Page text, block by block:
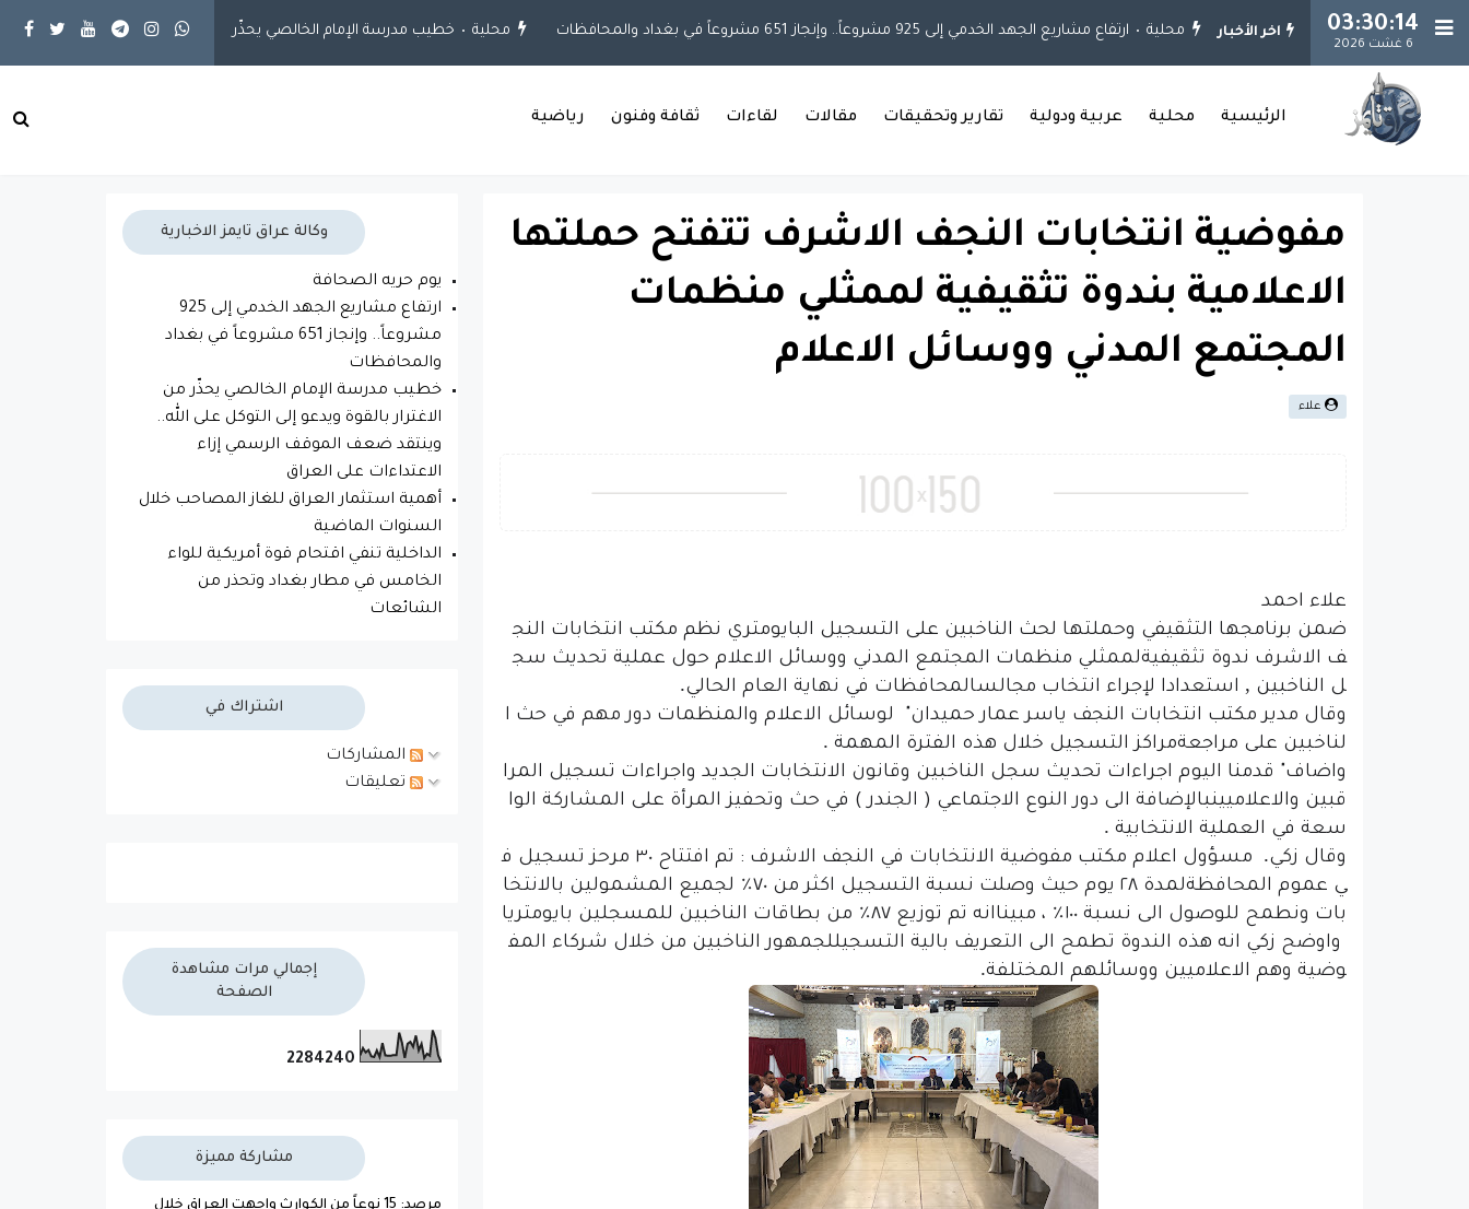
03:30:14
6 غشت 2026
اخر الأخبار محلية ارتفاع مشاريع الجهد الخدمي إلى 925 مشروعاً.. وإنجاز 651 مشروعاً في بغداد والمحافظات محلية خطيب مدرسة الإمام الخالصي يحذّر من الاغترار بالقوة ويدعو إلى
الرئيسية محلية عربية ودولية تقارير وتحقيقات مقالات لقاءات ثقافة وفنون رياضية
مفوضية انتخابات النجف الاشرف تتفتح حملتها
الاعلامية بندوة تثقيفية لممثلي منظمات
المجتمع المدني ووسائل الاعلام
علاء
علاء احمد
ضمن برنامجها التثقيفي وحملتها لحث الناخبين على التسجيل البايومتري نظم مكتب انتخابات النج
ف الاشرف ندوة تثقيفيةلممثلي منظمات المجتمع المدني ووسائل الاعلام حول عملية تحديث سج
ل الناخبين , استعدادا لإجراء انتخاب مجالسالمحافظات في نهاية العام الحالي.
وقال مدير مكتب انتخابات النجف ياسر عمار حميدان" لوسائل الاعلام والمنظمات دور مهم في حث ا
لناخبين على مراجعةمراكز التسجيل خلال هذه الفترة المهمة .
واضاف" قدمنا اليوم اجراءات تحديث سجل الناخبين وقانون الانتخابات الجديد واجراءات تسجيل المرا
قبين والاعلاميينبالإضافة الى دور النوع الاجتماعي ( الجندر ) في حث وتحفيز المرأة على المشاركة الوا
سعة في العملية الانتخابية .
وقال زكي. مسؤول اعلام مكتب مفوضية الانتخابات في النجف الاشرف : تم افتتاح ٣٠ مرحز تسجيل ف
ي عموم المحافظةلمدة ٢٨ يوم حيث وصلت نسبة التسجيل اكثر من ٧٠٪ لجميع المشمولين بالانتخا
بات ونطمح للوصول الى نسبة ١٠٠٪ ، مبيناانه تم توزيع ٨٧٪ من بطاقات الناخبين للمسجلين بايومتريا
واوضح زكي انه هذه الندوة تطمح الى التعريف بالية التسجيللجمهور الناخبين من خلال شركاء المف
وضية وهم الاعلاميين ووسائلهم المختلفة.
وكالة عراق تايمز الاخبارية
يوم حريه الصحافة
ارتفاع مشاريع الجهد الخدمي إلى 925
مشروعاً.. وإنجاز 651 مشروعاً في بغداد
والمحافظات
خطيب مدرسة الإمام الخالصي يحذّر من
الاغترار بالقوة ويدعو إلى التوكل على الله..
وينتقد ضعف الموقف الرسمي إزاء
الاعتداءات على العراق
أهمية استثمار العراق للغاز المصاحب خلال
السنوات الماضية
الداخلية تنفي اقتحام قوة أمريكية للواء
الخامس في مطار بغداد وتحذر من
الشائعات
اشتراك في
المشاركات
تعليقات
إجمالي مرات مشاهدة
الصفحة
2284240
مشاركة مميزة
مرصد: 15 نوعاً من الكوارث واجهت العراق خلال